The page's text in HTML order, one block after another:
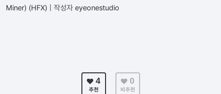
Miner) (HFX) | 작성자 eyeonestudio
4
추천
0
비추천